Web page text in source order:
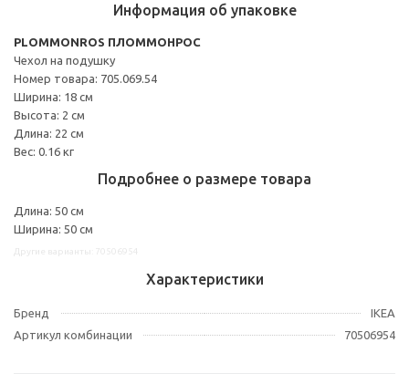
Информация об упаковке
PLOMMONROS ПЛОММОНРОС
Чехол на подушку
Номер товара: 705.069.54
Ширина: 18 см
Высота: 2 см
Длина: 22 см
Вес: 0.16 кг
Подробнее о размере товара
Длина: 50 см
Ширина: 50 см
Характеристики
Бренд
IKEA
Артикул комбинации
70506954